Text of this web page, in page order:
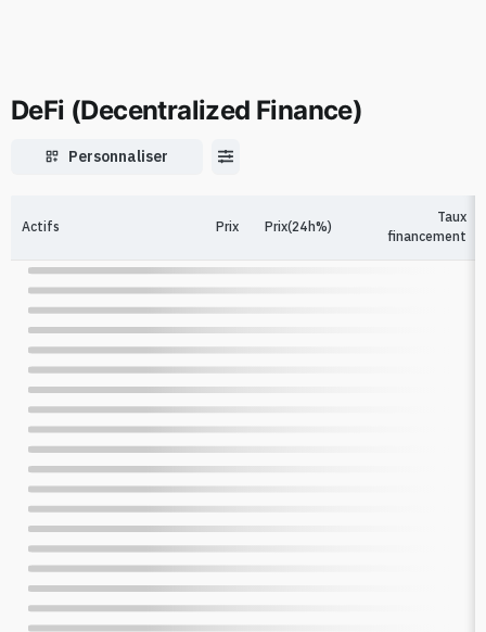
DeFi (Decentralized Finance)
Personnaliser
Actifs Prix Prix(24h%)
Taux
financement